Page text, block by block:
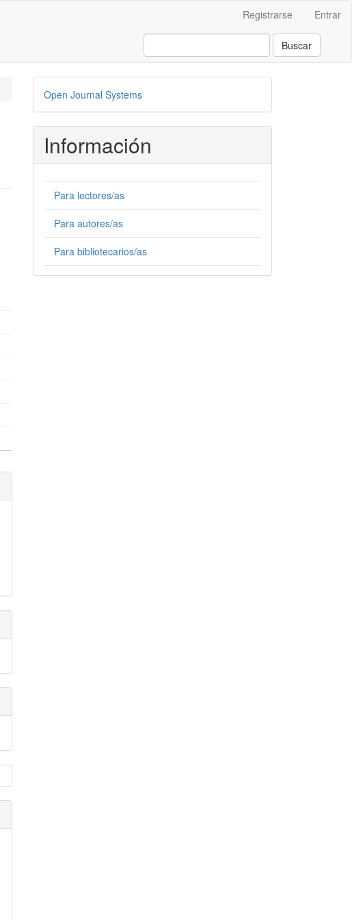
Registrarse Entrar
Buscar
Desarrollado
por
Open Journal Systems
Información
Para lectores/as
Para autores/as
Para bibliotecarios/as